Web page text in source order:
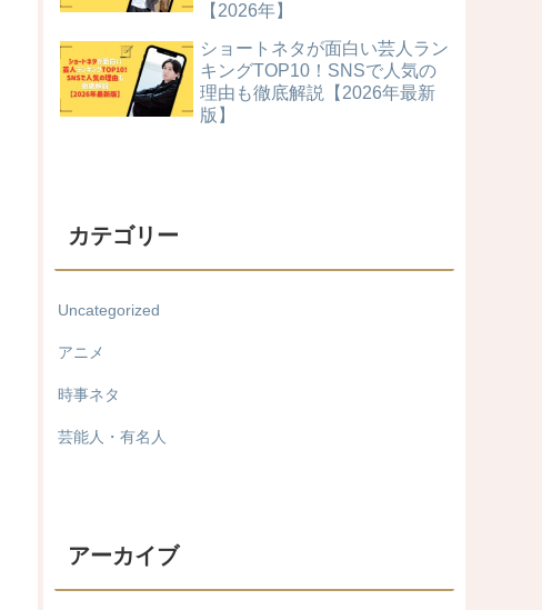
【2026年】
ショートネタが面白い芸人ラン
キングTOP10！SNSで人気の
理由も徹底解説【2026年最新
版】
カテゴリー
Uncategorized
アニメ
時事ネタ
芸能人・有名人
アーカイブ